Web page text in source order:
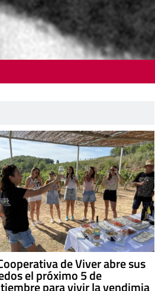
de Viver abre sus
el próximo 5 de
para vivir la vendimia